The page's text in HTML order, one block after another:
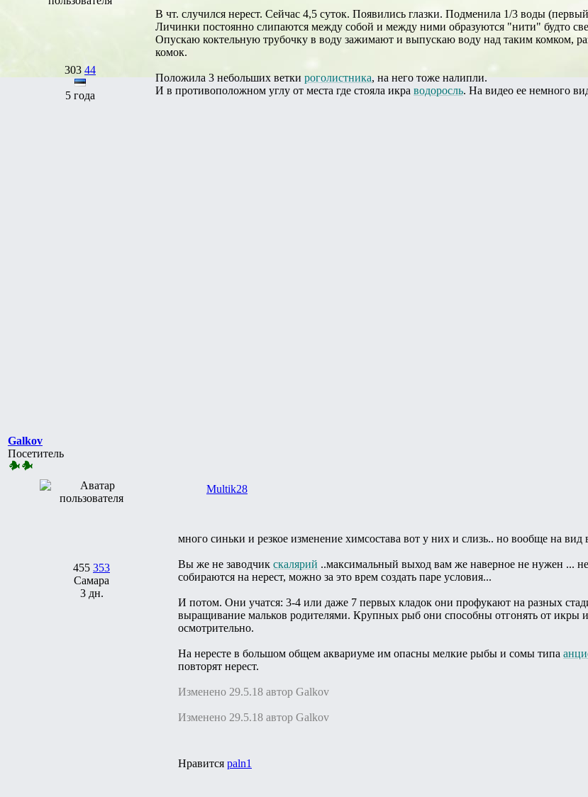
303 44
5 года
В чт. случился нерест. Сейчас 4,5 суток. Появились глазки. Подменила 1/3 воды
Личинки постоянно слипаются между собой и между ними образуются "нити" будто
Опускаю коктельную трубочку в воду зажимают и выпускаю воду над таким комком,
комок.
Положила 3 небольших ветки роголистника, на него тоже налипли.
И в противоположном углу от места где стояла икра водоросль. На видео ее немного
Galkov
Посетитель
455 353
Самара
3 дн.
Multik28
много синьки и резкое изменение химсостава вот у них и слизь.. но вообще на вид
Вы же не заводчик скалярий ..максимальный выход вам же наверное не нужен ...
собираются на нерест, можно за это врем создать паре условия...
И потом. Они учатся: 3-4 или даже 7 первых кладок они профукают на разных
выращивание мальков родителями. Крупных рыб они способны отгонять от икры
осмотрительно.
На нересте в большом общем аквариуме им опасны мелкие рыбы и сомы типа
повторят нерест.
Изменено 29.5.18 автор Galkov
Изменено 29.5.18 автор Galkov
Нравится paln1